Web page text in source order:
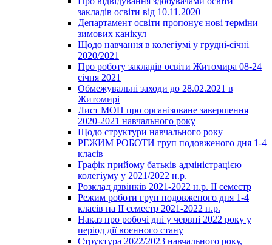
закладів освіти від 10.11.2020
Департамент освіти пропонує нові терміни
зимових канікул
Щодо навчання в колегіумі у грудні-січні
2020/2021
Про роботу закладів освіти Житомира 08-24
січня 2021
Обмежувальні заходи до 28.02.2021 в
Житомирі
Лист МОН про організоване завершення
2020-2021 навчального року
Щодо структури навчального року
РЕЖИМ РОБОТИ груп подовженого дня 1-4
класів
Графік прийому батьків адміністрацією
колегіуму у 2021/2022 н.р.
Розклад дзвінків 2021-2022 н.р. ІІ семестр
Режим роботи груп подовженого дня 1-4
класів на ІІ семестр 2021-2022 н.р.
Наказ про робочі дні у червні 2022 року у
період дії воєнного стану
Структура 2022/2023 навчального року,